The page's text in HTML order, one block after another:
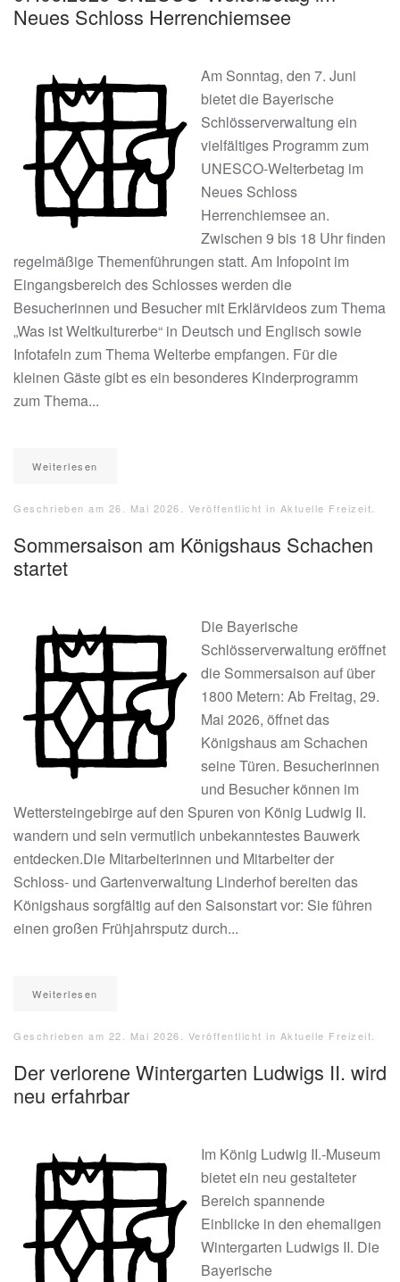
Neues Schloss Herrenchiemsee
Am Sonntag, den 7. Juni
bietet die Bayerische
Schlösserverwaltung ein
vielfältiges Programm zum
UNESCO-Welterbetag im
Neues Schloss
Herrenchiemsee an.
Zwischen 9 bis 18 Uhr finden
regelmäßige Themenführungen statt. Am Infopoint im
Eingangsbereich des Schlosses werden die
Besucherinnen und Besucher mit Erklärvideos zum Thema
„Was ist Weltkulturerbe“ in Deutsch und Englisch sowie
Infotafeln zum Thema Welterbe empfangen. Für die
kleinen Gäste gibt es ein besonderes Kinderprogramm
zum Thema...
Weiterlesen
Geschrieben am 26. Mai 2026 . Veröffentlicht in Aktuelle Freizeit
Sommersaison am Königshaus Schachen
startet
Die Bayerische
Schlösserverwaltung eröffnet
die Sommersaison auf über
1800 Metern: Ab Freitag, 29.
Mai 2026, öffnet das
Königshaus am Schachen
seine Türen. Besucherinnen
und Besucher können im
Wettersteingebirge auf den Spuren von König Ludwig II.
wandern und sein vermutlich unbekanntestes Bauwerk
entdecken.Die Mitarbeiterinnen und Mitarbeiter der
Schloss- und Gartenverwaltung Linderhof bereiten das
Königshaus sorgfältig auf den Saisonstart vor: Sie führen
einen großen Frühjahrsputz durch...
Weiterlesen
Geschrieben am 22. Mai 2026 . Veröffentlicht in Aktuelle Freizeit
Der verlorene Wintergarten Ludwigs II. wird
neu erfahrbar
Im König Ludwig II.-Museum
bietet ein neu gestalteter
Bereich spannende
Einblicke in den ehemaligen
Wintergarten Ludwigs II. Die
Bayerische